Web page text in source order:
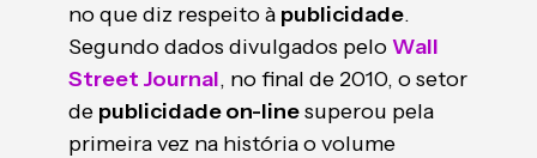
no que diz respeito à publicidade.
Segundo dados divulgados peloWall
Street Journal, no final de 2010, o setor
de publicidade on-linesuperou pela
primeira vez na história o volume